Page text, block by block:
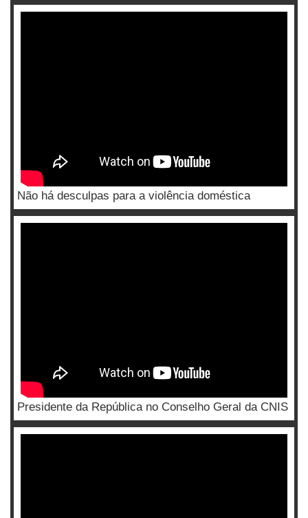
Não há desculpas para a violência doméstica
Presidente da República no Conselho Geral da CNIS